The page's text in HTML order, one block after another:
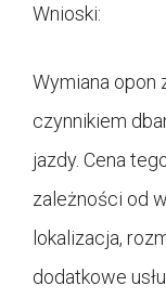
Wnioski:
Wymiana
czynnikiem
jazdy. Cena
zależności od
lokalizacja,
dodatkowe